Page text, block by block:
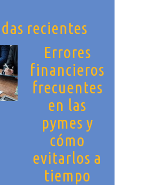
recientes
Errores
financieros
frecuentes
en las
pymes y
cómo
evitarlos a
tiempo